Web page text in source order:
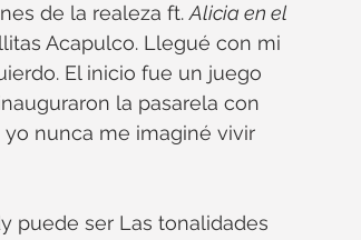
de la realeza ft. Alicia en el
Acapulco. Llegué con mi
El inicio fue un juego
la pasarela con
nunca me imaginé vivir
puede ser Las tonalidades